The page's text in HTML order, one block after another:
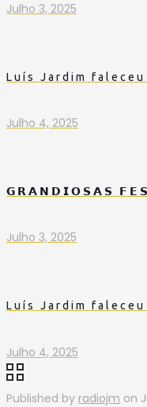
Julho 3, 2025
Luís Jardim
Julho 4, 2025
𝗚𝗥𝗔𝗡𝗗𝗜𝗢𝗦𝗔𝗦
Julho 3, 2025
Luís Jardim
Julho 4, 2025
Published by radiojm on